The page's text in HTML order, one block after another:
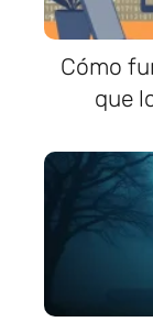
Cómo
que